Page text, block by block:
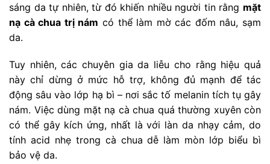
sáng da tự nhiên, từ đó khiến nhiều người tin rằng mặt
nạ cà chua trị nám có thể làm mờ các đốm nâu, sạm
da.
Tuy nhiên, các chuyên gia da liễu cho rằng hiệu quả
này chỉ dừng ở mức hỗ trợ, không đủ mạnh để tác
động sâu vào lớp hạ bì – nơi sắc tố melanin tích tụ gây
nám. Việc dùng mặt nạ cà chua quá thường xuyên còn
có thể gây kích ứng, nhất là với làn da nhạy cảm, do
tính acid nhẹ trong cà chua dễ làm mòn lớp biểu bì
bảo vệ da.